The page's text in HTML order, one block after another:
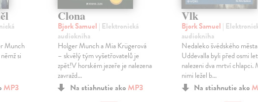
Munch
si
MP3
Clona
Bjork Samuel | Elektronická
audiokniha
Holger Munch a Mia Krügerová
– skvělý tým vyšetřovatelů je
zpět!V horském jezeře je nalezena
zavražd...
Na stiahnutie ako MP3
Vlk
Bjork Samuel |
audiokniha
Nedaleko švédského města
Uddevalla byli před osmi
nalezeni dva mrtví chlapci.
nimi ležel b...
Na stiahnutie ako